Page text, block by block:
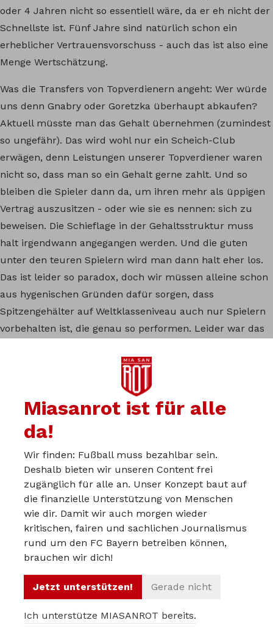
oder 4 Jahren nicht so essentiell wäre, da er eh nicht der
Schnellste ist. Fünf Jahre sind natürlich schon ein
erheblicher Vertrauensvorschuss - auch das ist also eine
Menge Wertschätzung.
Was die Transfers von Topverdienern angeht: Wer würde
uns denn Gnabry oder Goretzka überhaupt abkaufen?
Aktuell müsste man das Gehalt übernehmen (zumindest
so ungefähr). Das wird wohl nur ein Scheich-Club
erwägen, denn Leistungen unserer Topverdiener waren
nicht so, dass man so ein Gehalt gerne zahlt. Und so
bleiben die Spieler dann da, um ihren mehr als üppigen
Vertrag auszusitzen - oder wie sie es nennen: sich zu
beweisen. Die Schieflage in der Gehaltsstruktur muss
halt irgendwann angegangen werden. Und die guten
unter den teuren Spielern wird man dann halt eher los.
Das ist leider so paradox, doch wir müssen alleine schon
aus hygenischen Gründen dafür sorgen, dass
Spitzengehälter auf Weltklasseniveau auch nur Spielern
vorbehalten ist, die genau so performen. Leider war das
es auch noch 1-2 weitere Jahre, bis dieses Problem
Missmanagements sind leider nicht so schnell zu
beseitigen.
22.07.2024
Ob Kimmich woanders so viel bekommen würde, wie
aktuell bei uns? Da bin ich mir nicht sicher. Wenn er
wechselt, dann weil er nochmal ins Ausland will. Ob das
bei ihm realistisch ist? Wie schon von@KurtRambis
verletzungsanfällig, noch besonders von Geschwindigkeit
abhängig. Jedenfalls eine spannende Personalie. Wie in
meinem ersten Post erwähnt, gehört er zu den
Miasanrot ist für alle
da!
Wir finden: Fußball muss bezahlbar sein.
Deshalb bieten wir unseren Content frei
zugänglich für alle an. Unser Konzept baut auf
die finanzielle Unterstützung von Menschen
wie dir. Damit wir auch morgen wieder
kritischen, fairen und sachlichen Journalismus
rund um den FC Bayern betreiben können,
brauchen wir dich!
Jetzt unterstützen! Gerade nicht
Ich unterstütze MIASANROT bereits.